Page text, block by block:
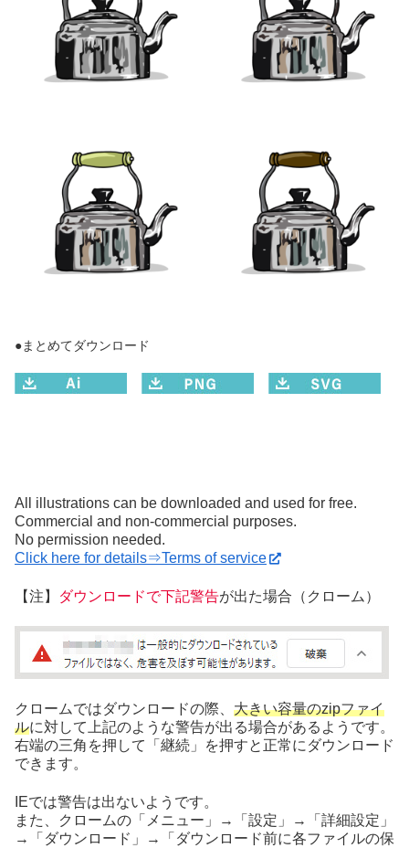
●まとめてダウンロード
All illustrations can be downloaded and used for free.
Commercial and non-commercial purposes.
No permission needed.
Click here for details⇒Terms of service
【注】 ダウンロードで下記警告が出た場合（クローム）
クロームではダウンロードの際、 大きい容量のzipファイ
ルに対して上記のような警告が出る場合があるようです。
右端の三角を押して「継続」を押すと正常にダウンロード
できます。
IEでは警告は出ないようです。
また、クロームの「メニュー」→「設定」→「詳細設定」
→「ダウンロード」→「ダウンロード前に各ファイルの保